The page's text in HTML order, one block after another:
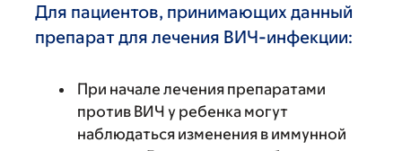
Для пациентов, принимающих данный
препарат для лечения ВИЧ-инфекции:
При начале лечения препаратами
против ВИЧ у ребенка могут
наблюдаться изменения в иммунной